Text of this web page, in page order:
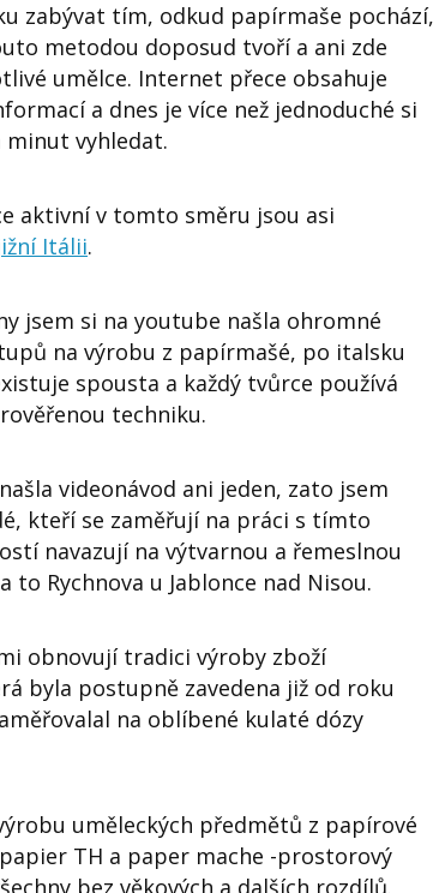
zabývat tím, odkud papírmaše pochází,
metodou doposud tvoří a ani zde
umělce. Internet přece obsahuje
a dnes je více než jednoduché si
minut vyhledat.
aktivní v tomto směru jsou asi
Itálii.
jsem si na youtube našla ohromné
na výrobu z papírmašé, po italsku
spousta a každý tvůrce používá
techniku.
videonávod ani jeden, zato jsem
kteří se zaměřují na práci s tímto
navazují na výtvarnou a řemeslnou
to Rychnova u Jablonce nad Nisou.
obnovují tradici výroby zboží
byla postupně zavedena již od roku
na oblíbené kulaté dózy
uměleckých předmětů z papírové
TH a paper mache -prostorový
bez věkových a dalších rozdílů.